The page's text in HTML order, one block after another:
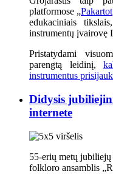
platformose „Pakartot
edukaciniais
instrumentų įvairovę
Pristatydami
parengtą leidinį,
instrumentus
Didysis
internete
55-erių metų
folkloro ansamblis